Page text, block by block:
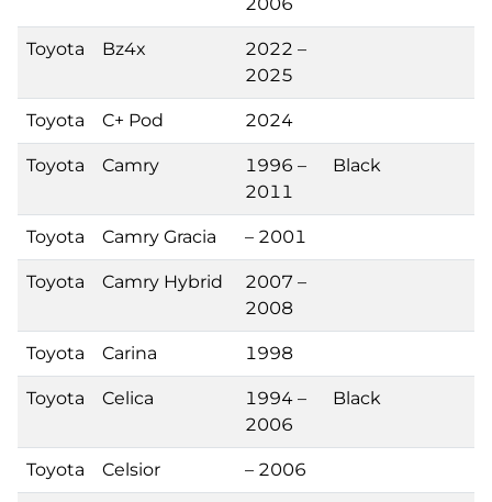
Toyota Bz4x
2022 –
2025
Toyota C+ Pod 2024
Toyota Camry
1996 –
2011
Black
Toyota Camry Gracia – 2001
Toyota Camry Hybrid
2007 –
2008
Toyota Carina 1998
Toyota Celica
1994 –
2006
Black
Toyota Celsior – 2006